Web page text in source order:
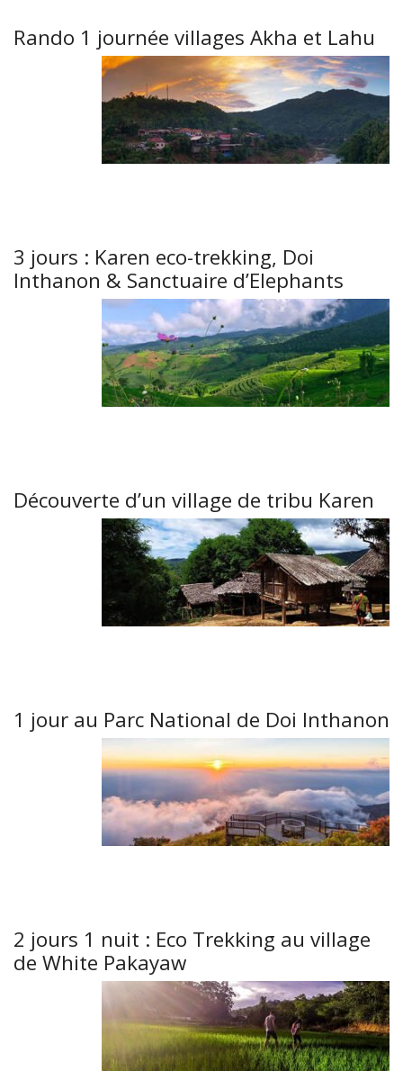
Rando 1 journée villages Akha et Lahu
3 jours : Karen eco-trekking, Doi
Inthanon & Sanctuaire d’Elephants
Découverte d’un village de tribu Karen
1 jour au Parc National de Doi Inthanon
2 jours 1 nuit : Eco Trekking au village
de White Pakayaw